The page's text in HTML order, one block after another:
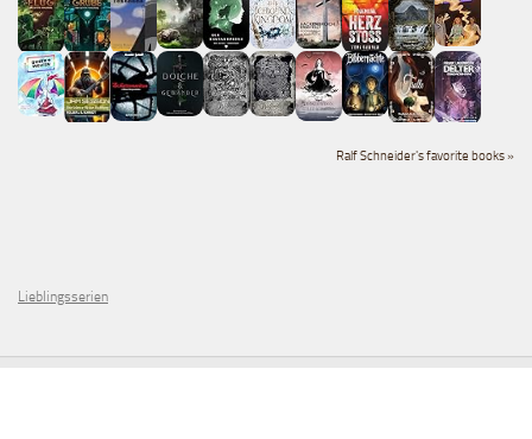
Ralf Schneider's favorite books »
Lieblingsserien